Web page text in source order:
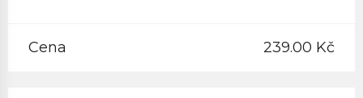
Cena 239.00 Kč